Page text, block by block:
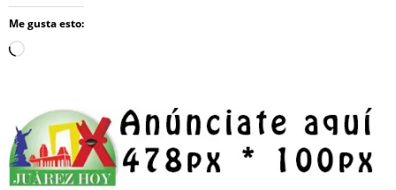
Me gusta esto:
Loading…